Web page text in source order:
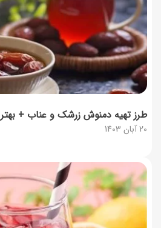
20 آبان 1403
طرز تهیه دمنوش زرشک و عناب +